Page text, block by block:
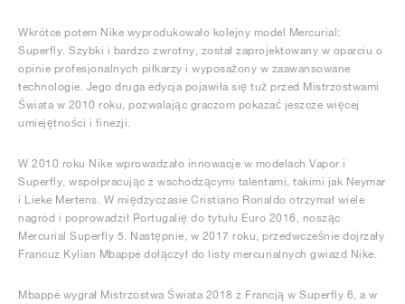
Wkrótce potem Nike wyprodukowało kolejny model Mercurial:
Superfly. Szybki i bardzo zwrotny, został zaprojektowany w oparciu o
opinie profesjonalnych piłkarzy i wyposażony w zaawansowane
technologie. Jego druga edycja pojawiła się tuż przed Mistrzostwami
Świata w 2010 roku, pozwalając graczom pokazać jeszcze więcej
umiejętności i finezji.
W 2010 roku Nike wprowadzało innowacje w modelach Vapor i
Superfly, współpracując z wschodzącymi talentami, takimi jak Neymar
i Lieke Mertens. W międzyczasie Cristiano Ronaldo otrzymał wiele
nagród i poprowadził Portugalię do tytułu Euro 2016, nosząc
Mercurial Superfly 5. Następnie, w 2017 roku, przedwcześnie dojrzały
Francuz Kylian Mbappé dołączył do listy mercurialnych gwiazd Nike.
Mbappé wygrał Mistrzostwa Świata 2018 z Francją w Superfly 6, a w